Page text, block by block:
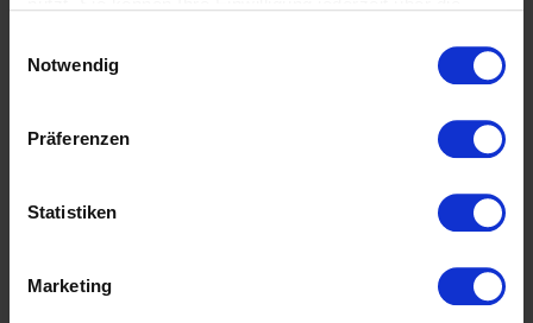
Trigger Symbol ändern oder widerrufen
Informationen über Ihre geografische Lage
können
bestimmten Merkmalen (Fingerprinting) identifizieren
Erfahren Sie mehr darüber, wie Ihre persönlichen Daten
Notwendig
Präferenzen
Statistiken
Marketing
ESKADRON Schabracke VELOURS CRYSTAL black